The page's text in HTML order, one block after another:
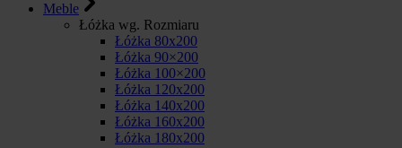
Meble
Łóżka wg. Rozmiaru
Łóżka 80x200
Łóżka 90×200
Łóżka 100×200
Łóżka 120x200
Łóżka 140x200
Łóżka 160x200
Łóżka 180x200